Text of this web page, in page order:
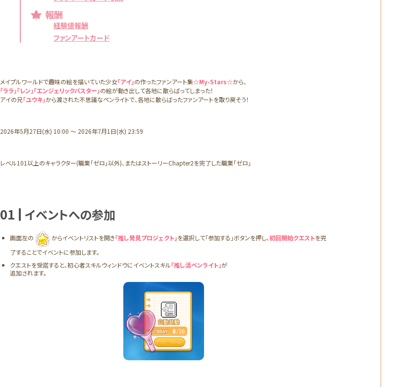
報酬
経験値報酬
ファンアートカード
イベント概
メイプルワールドで趣味の絵を描いていた少女「アイ」の作ったファンアート集☆My-Stars☆から、
「ララ」「レン」「エンジェリックバスター」の絵が動き出して各地に散らばってしまった！
アイの兄「ユウキ」から渡された不思議なペンライトで、各地に散らばったファンアートを取り戻そう！
2026年5月27日(水) 10:00 ～ 2026年7月1日(水) 23:59
レベル101以上のキャラクター(職業「ゼロ」以外)、またはストーリーChapter2を完了した職業「ゼロ」
イベントの
01 イベントへの参加
画面左の からイベントリストを開き「推し発見プロジェクト」を選択して「参加する」ボタンを押し、初回開始クエストを完
了することでイベントに参加します。
クエストを受諾すると、初心者スキルウィンドウにイベントスキル「推し活ペンライト」が
追加されます。